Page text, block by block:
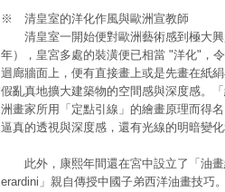
※ 清皇室的洋化作風與歐洲宣教師
清皇室一開始便對歐洲藝術感到極大興
年），皇宮多處的裝潢便已相當 "洋化"，
迴廊牆面上，便有直接畫上或是先畫在紙
假亂真地擴大建築物的空間感與深度感。
洲畫家所用「定點引線」的繪畫原理而得
逼真的透視與深度感，還有光線的明暗變化
此外，康熙年間還在宮中設立了「油畫
erardini」親自傳授中國子弟西洋油畫技巧